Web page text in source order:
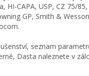
HI-CAPA, USP, CZ 75/
GP, Smith &
seznam
Dasta naleznete v